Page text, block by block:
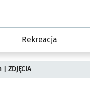
Rekreacja
ZDJĘCIA